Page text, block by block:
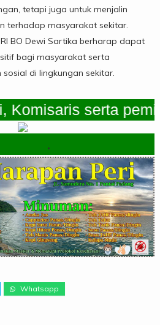
tetapi juga untuk menjalin
terhadap masyarakat sekitar.
BO Dewi Sartika berharap dapat
bagi masyarakat serta
di lingkungan sekitar.
serta
Whatsapp